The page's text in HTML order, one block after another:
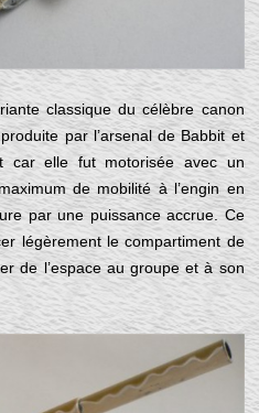
classique du célèbre canon
par l’arsenal de Babbit et
car elle fut motorisée avec un
de mobilité à l’engin en
par une puissance accrue. Ce
légèrement le compartiment de
de l’espace au groupe et à son